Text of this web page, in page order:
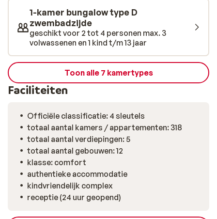
afstand, ideaal voor een uitstapje naar het Paleis van
Knossos of een middagje winkelen. In de directe
omgeving van het hotel zijn gezellige tavernes en
winkeltjes, en ook de luchthaven ligt op maar een klein
stukje rijden.
1-kamer bungalow type D
zwembadzijde
geschikt voor 2 tot 4 personen max. 3
volwassenen en 1 kind t/m 13 jaar
Toon alle 7 kamertypes
Faciliteiten
Officiële classificatie: 4 sleutels
totaal aantal kamers / appartementen: 318
totaal aantal verdiepingen: 5
totaal aantal gebouwen: 12
klasse: comfort
authentieke accommodatie
kindvriendelijk complex
receptie (24 uur geopend)